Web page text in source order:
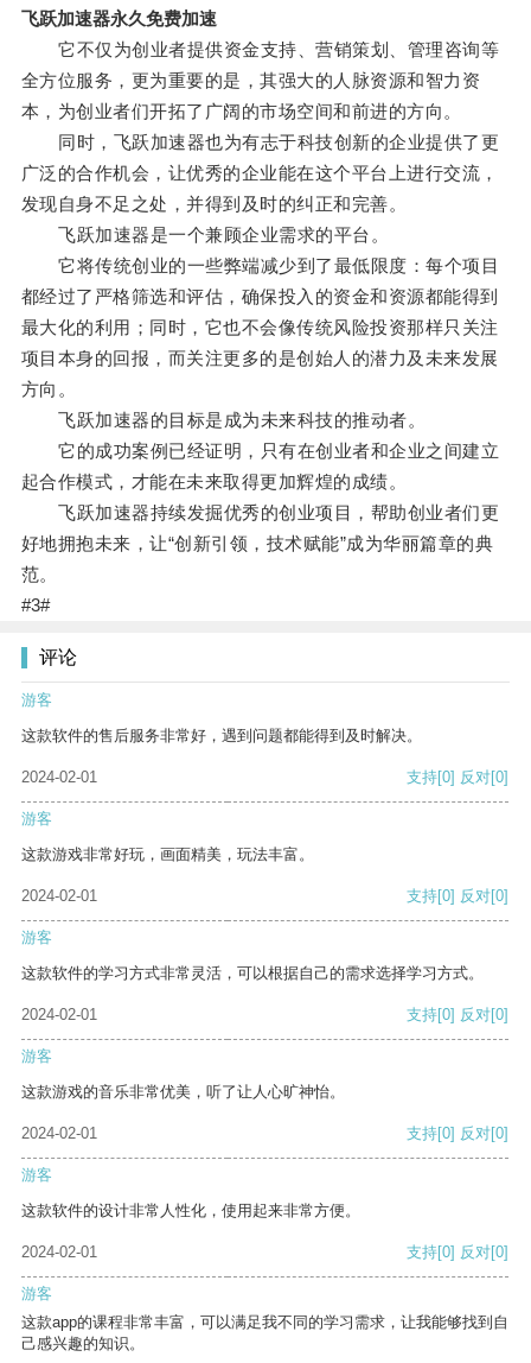
飞跃加速器永久免费加速
它不仅为创业者提供资金支持、营销策划、管理咨询等
全方位服务，更为重要的是，其强大的人脉资源和智力资
本，为创业者们开拓了广阔的市场空间和前进的方向。
同时，飞跃加速器也为有志于科技创新的企业提供了更
广泛的合作机会，让优秀的企业能在这个平台上进行交流，
发现自身不足之处，并得到及时的纠正和完善。
飞跃加速器是一个兼顾企业需求的平台。
它将传统创业的一些弊端减少到了最低限度：每个项目
都经过了严格筛选和评估，确保投入的资金和资源都能得到
最大化的利用；同时，它也不会像传统风险投资那样只关注
项目本身的回报，而关注更多的是创始人的潜力及未来发展
方向。
飞跃加速器的目标是成为未来科技的推动者。
它的成功案例已经证明，只有在创业者和企业之间建立
起合作模式，才能在未来取得更加辉煌的成绩。
飞跃加速器持续发掘优秀的创业项目，帮助创业者们更
好地拥抱未来，让“创新引领，技术赋能”成为华丽篇章的典
范。
#3#
评论
游客
这款软件的售后服务非常好，遇到问题都能得到及时解决。
2024-02-01 支持[0] 反对[0]
游客
这款游戏非常好玩，画面精美，玩法丰富。
2024-02-01 支持[0] 反对[0]
游客
这款软件的学习方式非常灵活，可以根据自己的需求选择学习方式。
2024-02-01 支持[0] 反对[0]
游客
这款游戏的音乐非常优美，听了让人心旷神怡。
2024-02-01 支持[0] 反对[0]
游客
这款软件的设计非常人性化，使用起来非常方便。
2024-02-01 支持[0] 反对[0]
游客
这款app的课程非常丰富，可以满足我不同的学习需求，让我能够找到自
己感兴趣的知识。